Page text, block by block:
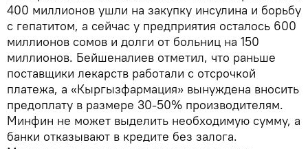
400 миллионов ушли на закупку инсулина и борьбу
с гепатитом, а сейчас у предприятия осталось 600
миллионов сомов и долги от больниц на 150
миллионов. Бейшеналиев отметил, что раньше
поставщики лекарств работали с отсрочкой
платежа, а «Кыргызфармация» вынуждена вносить
предоплату в размере 30-50% производителям.
Минфин не может выделить необходимую сумму, а
банки отказывают в кредите без залога.